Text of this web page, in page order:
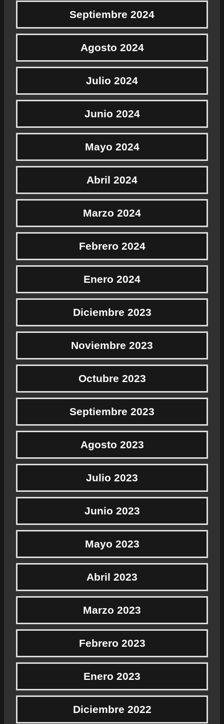
Septiembre 2024
Agosto 2024
Julio 2024
Junio 2024
Mayo 2024
Abril 2024
Marzo 2024
Febrero 2024
Enero 2024
Diciembre 2023
Noviembre 2023
Octubre 2023
Septiembre 2023
Agosto 2023
Julio 2023
Junio 2023
Mayo 2023
Abril 2023
Marzo 2023
Febrero 2023
Enero 2023
Diciembre 2022